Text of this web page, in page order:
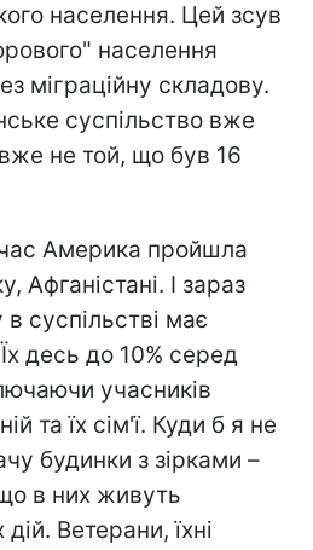
населення. Цей зсув
населення
міграційну складову.
суспільство вже
не той, що був 16
Америка пройшла
Афганістані. І зараз
суспільстві має
десь до 10% серед
учасників
та їх сім'ї. Куди б я не
будинки з зірками –
в них живуть
Ветерани, їхні